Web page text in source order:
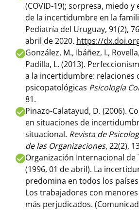
(COVID-19); sorpresa, miedo y
de la incertidumbre en la
Pediatría del Uruguay, 91(2),
abril de 2020. https://
González, M., Ibáñez, I.,
Padilla, L. (2013).
a la incertidumbre: relaciones
psicopatológicas Psicología
81.
Pinazo-Calatayud, D. (2006).
en situaciones de
situacional. Revista de
de las Organizaciones, 22(2),
Organización Internacional de
(1996, 01 de abril). La
predomina en todos los
Los trabajadores con
más perjudicados.